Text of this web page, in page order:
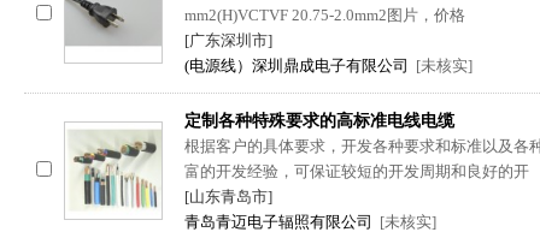
mm2(H)VCTVF 20.75-2.0mm2图片，价格
[广东深圳市]
(电源线）深圳鼎成电子有限公司
[未核实]
定制各种特殊要求的高标准电线电缆
根据客户的具体要求，开发各种要求和标准以及各
富的开发经验，可保证较短的开发周期和良好的开
[山东青岛市]
青岛青迈电子辐照有限公司
[未核实]